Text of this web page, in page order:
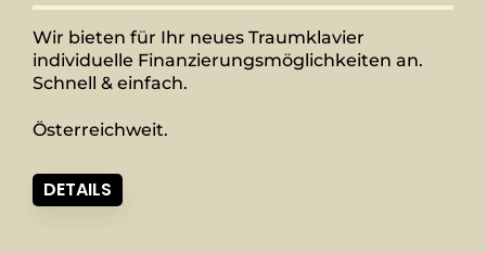
Wir bieten für Ihr neues Traumklavier
individuelle Finanzierungsmöglichkeiten an.
Schnell & einfach.
Österreichweit.
DETAILS